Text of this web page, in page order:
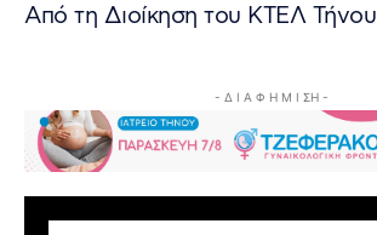
Από τη Διοίκηση του ΚΤΕΛ Τήνου
- Δ Ι Α Φ Η Μ Ι ΣΗ -